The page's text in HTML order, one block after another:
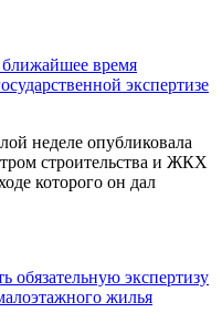
время
экспертизе
неделе опубликовала
строительства и ЖКХ
которого он дал
обязательную экспертизу
жилья